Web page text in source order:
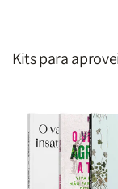
Kits para